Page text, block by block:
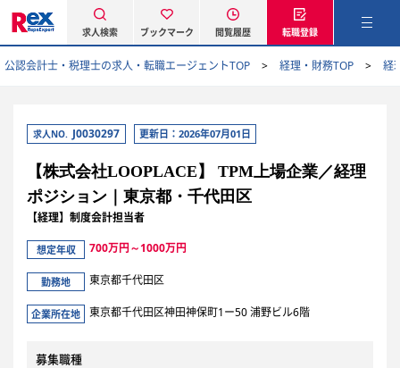
求人検索 ブックマーク 閲覧履歴 転職登録
公認会計士・税理士の求人・転職エージェントTOP 経理・財務TOP 経
求人NO. J0030297 更新日：2026年07月01日
【株式会社LOOPLACE】 TPM上場企業／経理
ポジション｜東京都・千代田区
【経理】制度会計担当者
想定年収 700万円～1000万円
勤務地 東京都千代田区
企業所在地 東京都千代田区神田神保町1ー50 浦野ビル6階
募集職種